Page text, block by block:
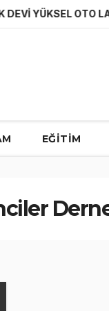
OTO LASTİK
EĞİTİM